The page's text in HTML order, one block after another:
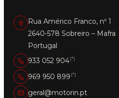
Rua Américo Franco, nº 1
2640-578 Sobreiro – Mafra
Portugal
933 052 904(*)
969 950 899 (*)
geral@motorin.pt